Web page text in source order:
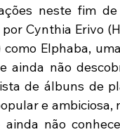
neste fim de
Cynthia Erivo
Elphaba,
ainda não
de álbuns de
e ambiciosa,
não